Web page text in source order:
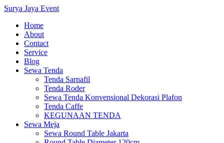
Surya Jaya Event
Home
About
Contact
Service
Blog
Sewa Tenda
Tenda Sarnafil
Tenda Roder
Sewa Tenda Konvensional Dekorasi Plafon
Tenda Caffe
KEGUNAAN TENDA
Sewa Meja
Sewa Round Table Jakarta